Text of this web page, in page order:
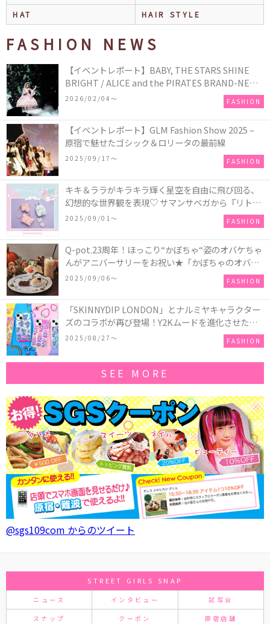
HAT
HAIR STYLE
FASHION NEWS
【イベントレポート】BABY, THE STARS SHINE
BRIGHT / ALICE and the PIRATES BRAND-NEW
COLLECTION in TOKYO
2026/02/04〜 FASHION
【イベントレポート】GLM Fashion Show 2025 –
原宿で魅せたゴシック＆ロリータの最前線
2025/09/17〜 FASHION
キキ＆ララがキラキラ輝く星空を自由に飛び回る、
幻想的な世界観を表現♡ サマンサベガから『リトル
ツインスターズ』50周年アニバーサリーイヤー』を
2025/09/01〜 FASHION
Q-pot.23周年！ほっこり“かぼちゃ“姿のオバケちゃ
んがアニバーサリーをお祝い★「かぼちゃのオバケ
ーキアクセサリー」が新発売！Q-pot CAFE.では
「かぼちゃのオバケーキプレート」も登場
2025/09/06〜 FASHION
「SKINNYDIP LONDON」とナルミヤキャラクター
ズのコラボが再び登場！Y2Kムードを進化させた新
作コレクションを発売♪
2025/08/27〜 FASHION
SEE MORE
@sgs109com からのツイート
STREET GIRLS SNAP
ニュース インタビュー 試写会
スナップ クーポン 原宿店舗